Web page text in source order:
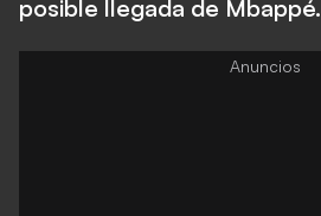
posible llegada de Mbappé.